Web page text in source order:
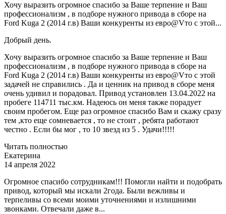
Хочу выразить огромное спасибо за Ваше терпение и Ваш
профессионализм , в подборе нужного привода в сборе на
Ford Kuga 2 (2014 г.в) Ваши конкуренты из евро@Vто с этой...
Добрый день.
Хочу выразить огромное спасибо за Ваше терпение и Ваш
профессионализм , в подборе нужного привода в сборе на
Ford Kuga 2 (2014 г.в) Ваши конкуренты из евро@Vто с этой
задачей не справились . Да и ценник на привод в сборе меня
очень удивил и порадовал. Привод установлен 13.04.2022 на
пробеге 114711 тыс.км. Надеюсь он меня также порадует
своим пробегом. Еще раз огромное спасибо Вам и скажу сразу
тем ,кто еще сомневается , то не стоит , ребята работают
честно . Если бы мог , то 10 звезд из 5 . Удачи!!!!!
Читать полностью
Екатерина
14 апреля 2022
Огромное спасибо сотрудникам!!! Помогли найти и подобрать
привод, который мы искали 2года. Были вежливы и
терпеливы со всеми моими уточнениями и излишними
звонками. Отвечали даже в...